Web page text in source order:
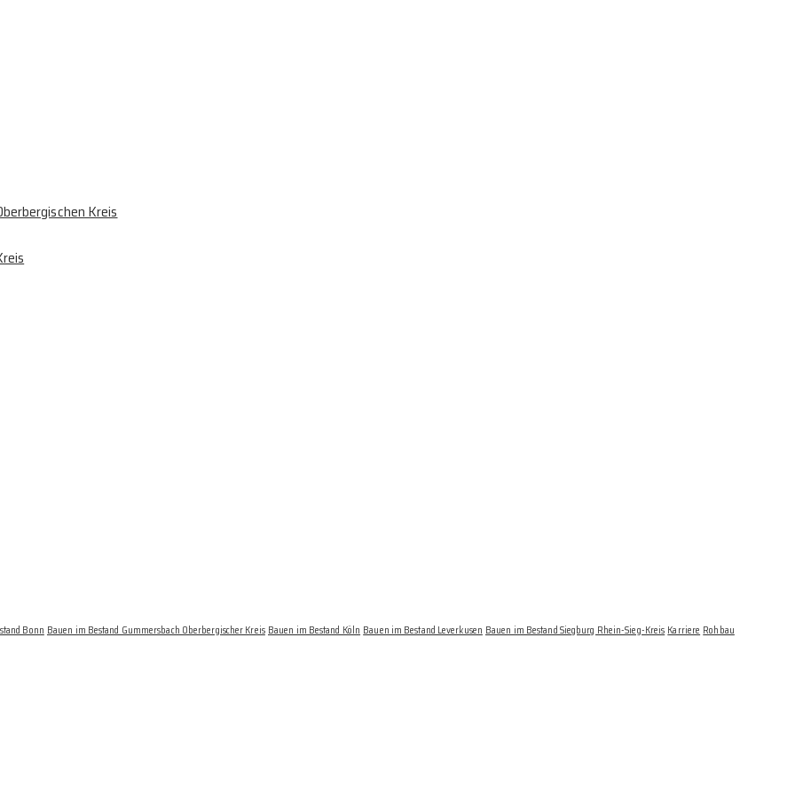
Kreis
Bonn Bauen im Bestand Gummersbach Oberbergischer Kreis Bauen im Bestand Köln Bauen im Bestand Leverkusen Bauen im Bestand Siegburg Rhein-Sieg-Kreis Karriere Rohbau